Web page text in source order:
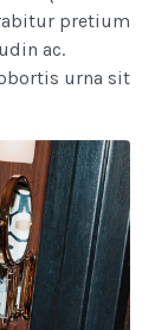
pretium
ac.
urna sit